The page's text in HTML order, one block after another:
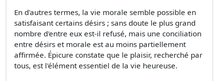
En d'autres termes, la vie morale semble possible en
satisfaisant certains désirs ; sans doute le plus grand
nombre d'entre eux est-il refusé, mais une conciliation
entre désirs et morale est au moins partiellement
affirmée. Épicure constate que le plaisir, recherché par
tous, est l'élément essentiel de la vie heureuse.